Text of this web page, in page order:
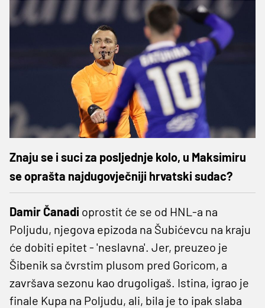
Znaju se i suci za posljednje kolo, u Maksimiru
se oprašta najdugovječniji hrvatski sudac?
Damir Čanadi oprostit će se od HNL-a na
Poljudu, njegova epizoda na Šubićevcu na kraju
će dobiti epitet - 'neslavna'. Jer, preuzeo je
Šibenik sa čvrstim plusom pred Goricom, a
završava sezonu kao drugoligaš. Istina, igrao je
finale Kupa na Poljudu, ali, bila je to ipak slaba